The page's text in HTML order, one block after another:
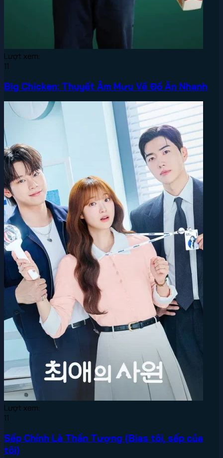
Lượt xem:
11
Big Chicken: Thuyết Âm Mưu Về Đồ Ăn Nhanh
Lượt xem:
11
Sếp Chính Là Thần Tượng (Bias tôi, sếp của
tôi)